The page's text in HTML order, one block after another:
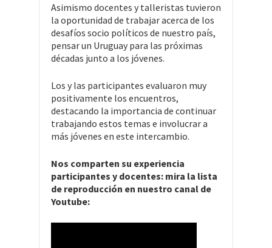
Asimismo docentes y talleristas tuvieron
la oportunidad de trabajar acerca de los
desafíos socio políticos de nuestro país,
pensar un Uruguay para las próximas
décadas junto a los jóvenes.
Los y las participantes evaluaron muy
positivamente los encuentros,
destacando la importancia de continuar
trabajando estos temas e involucrar a
más jóvenes en este intercambio.
Nos comparten su experiencia
participantes y docentes: mira la lista
de reproducción en nuestro canal de
Youtube: